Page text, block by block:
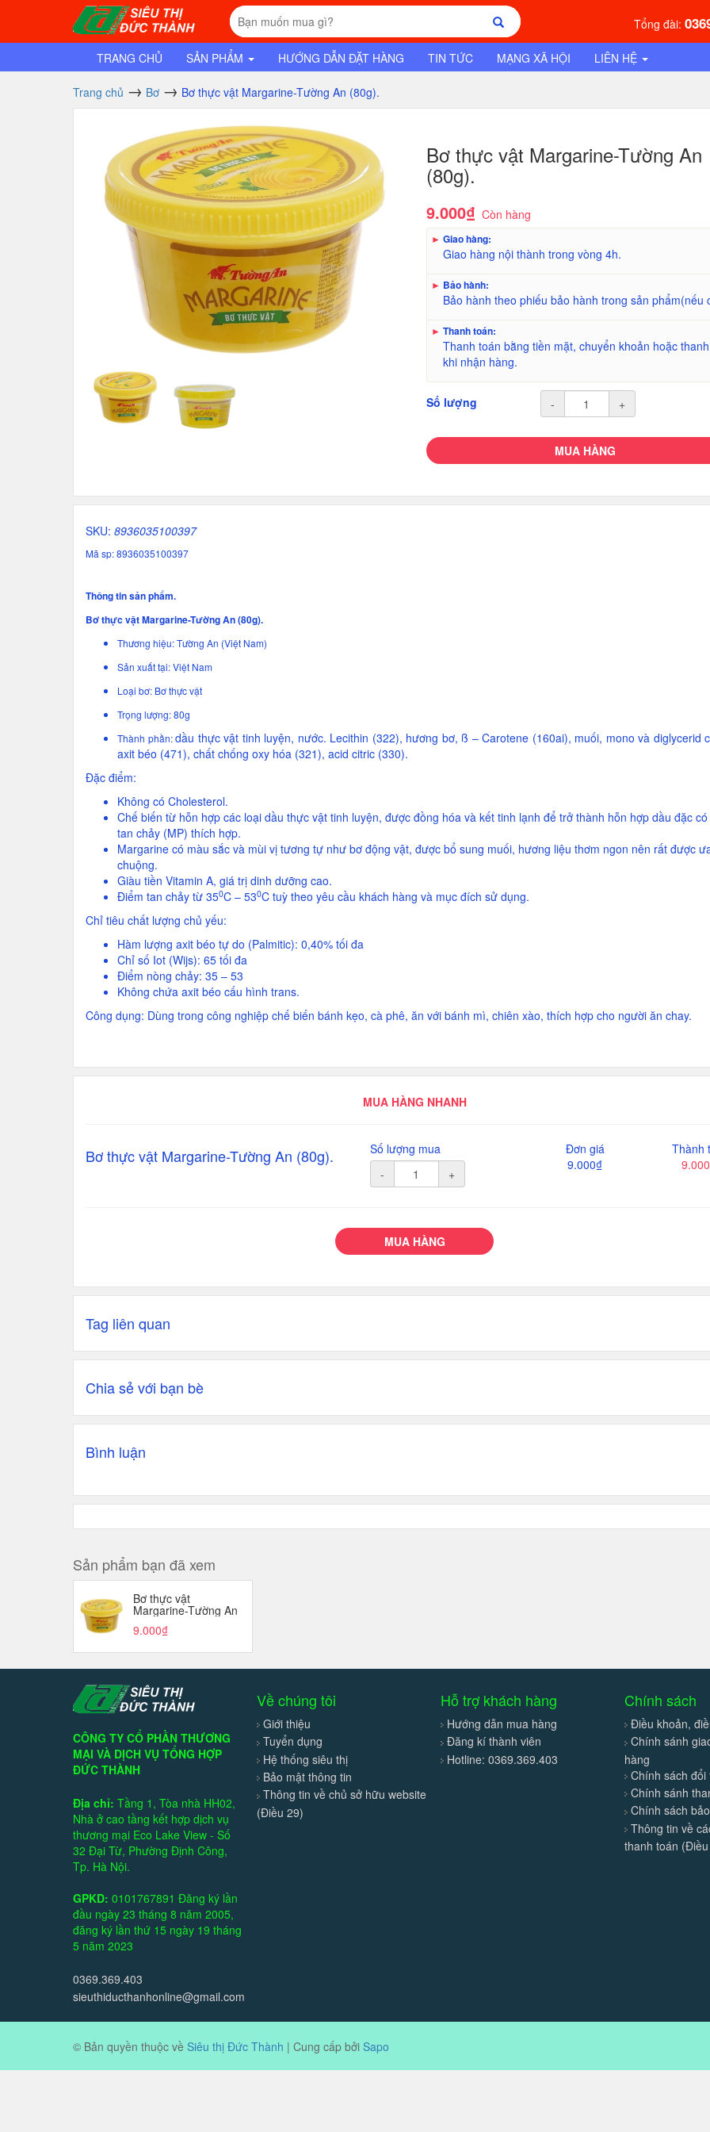
Tổng đài:
TRANG CHỦ SẢN PHẨM HƯỚNG DẪN ĐẶT HÀNG TIN TỨC MẠNG XÃ HỘI LIÊN HỆ
Trang chủ Bơ Bơ thực vật Margarine-Tường An (80g).
Bơ thực vật Margarine-Tường An
(80g).
9.000₫ Còn hàng
► Giao hàng:
Giao hàng nội thành trong vòng 4h.
► Bảo hành:
Bảo hành theo phiếu bảo hành trong sản phẩm(nếu
► Thanh toán:
Thanh toán bằng tiền mặt, chuyển khoản hoặc
khi nhận hàng.
Số lượng - +
MUA HÀNG
SKU: 8936035100397
Mã sp: 8936035100397
Thông tin sản phẩm.
Bơ thực vật Margarine-Tường An (80g).
Thương hiệu: Tường An (Việt Nam)
Sản xuất tại: Việt Nam
Loại bơ: Bơ thực vật
Trọng lượng: 80g
Thành phần:dầu thực vật tinh luyện, nước. Lecithin (322), hương bơ, ß – Carotene (160ai), muối, mono và diglycerid
axit béo (471), chất chống oxy hóa (321), acid citric (330).
Đặc điểm:
Không có Cholesterol.
Chế biến từ hỗn hợp các loại dầu thực vật tinh luyện, được đồng hóa và kết tinh lạnh để trở thành hỗn hợp dầu đặc có
tan chảy (MP) thích hợp.
Margarine có màu sắc và mùi vị tương tự như bơ động vật, được bổ sung muối, hương liệu thơm ngon nên rất được
chuộng.
Giàu tiền Vitamin A, giá trị dinh dưỡng cao.
Điểm tan chảy từ 350C – 530C tuỳ theo yêu cầu khách hàng và mục đích sử dụng.
Chỉ tiêu chất lượng chủ yếu:
Hàm lượng axit béo tự do (Palmitic): 0,40% tối đa
Chỉ số Iot (Wijs): 65 tối đa
Điểm nòng chảy: 35 – 53
Không chứa axit béo cấu hình trans.
Công dụng: Dùng trong công nghiệp chế biến bánh kẹo, cà phê, ăn với bánh mì, chiên xào, thích hợp cho người ăn chay.
MUA HÀNG NHANH
Bơ thực vật Margarine-Tường An (80g).
Số lượng mua
-
+
Đơn giá
9.000₫
Thành
MUA HÀNG
Tag liên quan
Chia sẻ với bạn bè
Bình luận
Sản phẩm bạn đã xem
Bơ thực vật
Margarine-Tường An
9.000₫
CÔNG TY CỔ PHẦN THƯƠNG
MẠI VÀ DỊCH VỤ TỔNG HỢP
ĐỨC THÀNH
Địa chỉ: Tầng 1, Tòa nhà HH02,
Nhà ở cao tầng kết hợp dịch vụ
thương mại Eco Lake View - Số
32 Đại Từ, Phường Định Công,
Tp. Hà Nội.
GPKD: 0101767891 Đăng ký lần
đầu ngày 23 tháng 8 năm 2005,
đăng ký lần thứ 15 ngày 19 tháng
5 năm 2023
0369.369.403
sieuthiducthanhonline@gmail.com
Về chúng tôi
Giới thiệu
Tuyển dụng
Hệ thống siêu thị
Bảo mật thông tin
Thông tin về chủ sở hữu website
(Điều 29)
Hỗ trợ khách hàng
Hướng dẫn mua hàng
Đăng kí thành viên
Hotline: 0369.369.403
Chính sách
Điều khoản,
Chính sánh
hàng
Chính sách đổi
Chính sánh
Chính sách
Thông tin về
thanh toán
© Bản quyền thuộc về Siêu thị Đức Thành | Cung cấp bởi Sapo